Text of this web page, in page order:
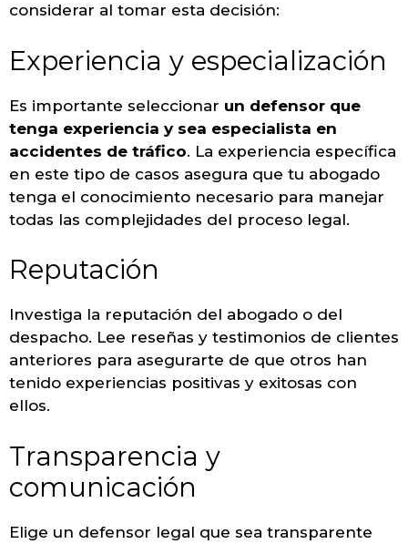
considerar al tomar esta decisión:
Experiencia y especialización
Es importante seleccionar un defensor que
tenga experiencia y sea especialista en
accidentes de tráfico. La experiencia específica
en este tipo de casos asegura que tu abogado
tenga el conocimiento necesario para manejar
todas las complejidades del proceso legal.
Reputación
Investiga la reputación del abogado o del
despacho. Lee reseñas y testimonios de clientes
anteriores para asegurarte de que otros han
tenido experiencias positivas y exitosas con
ellos.
Transparencia y
comunicación
Elige un defensor legal que sea transparente